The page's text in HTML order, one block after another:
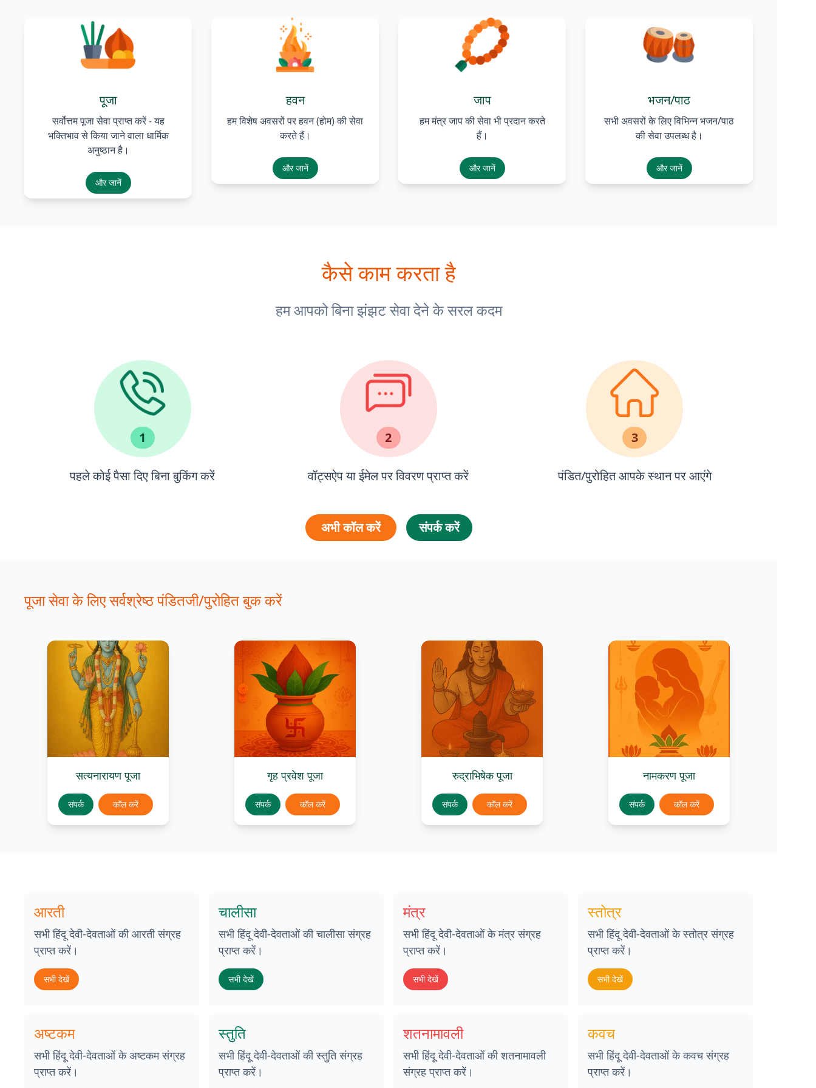
पूजा
सर्वोत्तम पूजा सेवा प्राप्त करें - यह
भक्तिभाव से किया जाने वाला धार्मिक
अनुष्ठान है।
और जानें
हवन
हम विशेष अवसरों पर हवन (होम) की सेवा
करते हैं।
और जानें
जाप
हम मंत्र जाप की सेवा भी प्रदान करते
हैं।
और जानें
भजन/पाठ
सभी अवसरों के लिए विभिन्न भजन/पाठ
की सेवा उपलब्ध है।
और जानें
कैसे काम करता है
हम आपको बिना झंझट सेवा देने के सरल कदम
1
पहले कोई पैसा दिए बिना बुकिंग करें
2
वॉट्सऐप या ईमेल पर विवरण प्राप्त करें
3
पंडित/पुरोहित आपके स्थान पर आएंगे
अभी कॉल करें संपर्क करें
पूजा सेवा के लिए सर्वश्रेष्ठ पंडितजी/पुरोहित बुक करें
सत्यनारायण पूजा
संपर्क कॉल करें
गृह प्रवेश पूजा
संपर्क कॉल करें
रुद्राभिषेक पूजा
संपर्क कॉल करें
नामकरण पूजा
संपर्क कॉल करें
आरती
सभी हिंदू देवी-देवताओं की आरती संग्रह
प्राप्त करें।
सभी देखें
चालीसा
सभी हिंदू देवी-देवताओं की चालीसा संग्रह
प्राप्त करें।
सभी देखें
मंत्र
सभी हिंदू देवी-देवताओं के मंत्र संग्रह
प्राप्त करें।
सभी देखें
स्तोत्र
सभी हिंदू देवी-देवताओं के स्तोत्र संग्रह
प्राप्त करें।
सभी देखें
अष्टकम
सभी हिंदू देवी-देवताओं के अष्टकम संग्रह
प्राप्त करें।
स्तुति
सभी हिंदू देवी-देवताओं की स्तुति संग्रह
प्राप्त करें।
शतनामावली
सभी हिंदू देवी-देवताओं की शतनामावली
संग्रह प्राप्त करें।
कवच
सभी हिंदू देवी-देवताओं के कवच संग्रह
प्राप्त करें।